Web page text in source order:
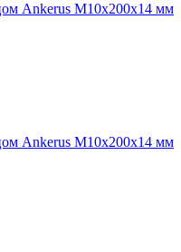
Ankerus М10х200х14 мм
Ankerus М10х200х14 мм